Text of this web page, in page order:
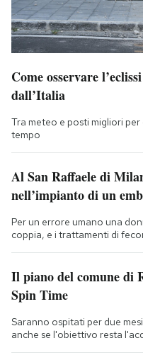
Come osservare
dall’Italia
Tra meteo e posti migliori
tempo
Al San Raffaele di
nell’impianto di un
Per un errore umano una
coppia, e i trattamenti di
Il piano del comune di
Spin Time
Saranno ospitati per due
anche se l'obiettivo resta